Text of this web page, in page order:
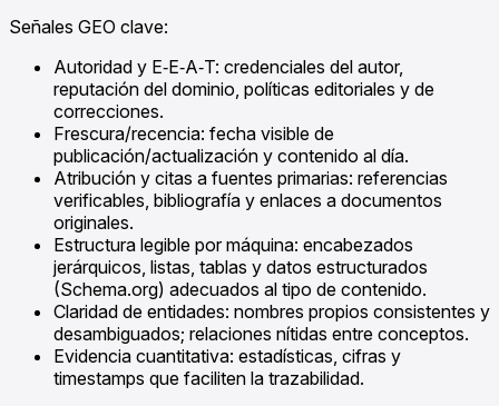
Señales GEO clave:
Autoridad y E‑E‑A‑T: credenciales del autor,
reputación del dominio, políticas editoriales y de
correcciones.
Frescura/recencia: fecha visible de
publicación/actualización y contenido al día.
Atribución y citas a fuentes primarias: referencias
verificables, bibliografía y enlaces a documentos
originales.
Estructura legible por máquina: encabezados
jerárquicos, listas, tablas y datos estructurados
(Schema.org) adecuados al tipo de contenido.
Claridad de entidades: nombres propios consistentes y
desambiguados; relaciones nítidas entre conceptos.
Evidencia cuantitativa: estadísticas, cifras y
timestamps que faciliten la trazabilidad.